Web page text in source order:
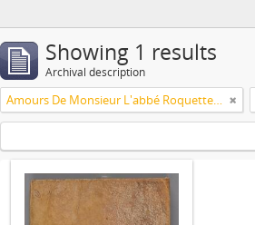
Showing 1 results
Archival description
Amours De Monsieur L'abbé Roquette avec Mademoiselle de Montauzier par Monsieur L'abbé Le Camus 1667